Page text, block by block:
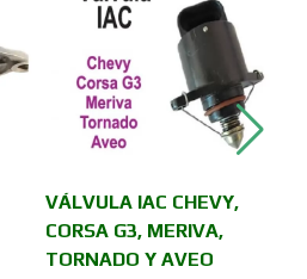
VÁLVULA IAC CHEVY,
CORSA G3, MERIVA,
TORNADO Y AVEO